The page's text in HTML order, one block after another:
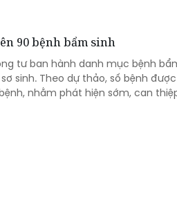
90 bệnh bẩm sinh
tư ban hành danh mục bệnh
sinh. Theo dự thảo, số bệnh
nhằm phát hiện sớm, can